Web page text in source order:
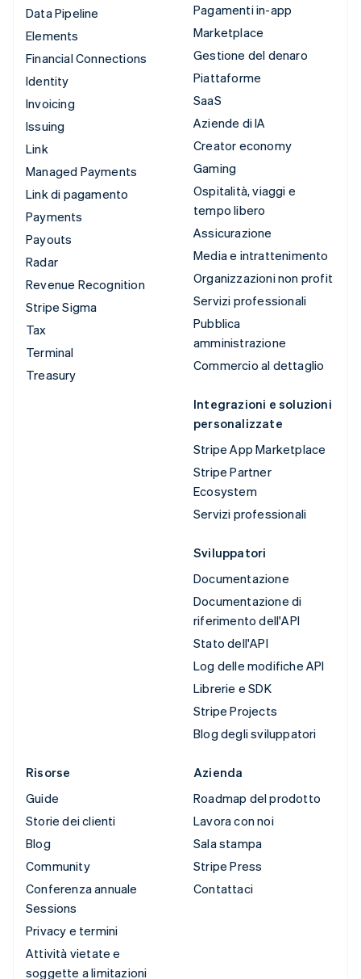
Data Pipeline
Elements
Financial Connections
Identity
Invoicing
Issuing
Link
Managed Payments
Link di pagamento
Payments
Payouts
Radar
Revenue Recognition
Stripe Sigma
Tax
Terminal
Treasury
Pagamenti in-app
Marketplace
Gestione del denaro
Piattaforme
SaaS
Aziende di IA
Creator economy
Gaming
Ospitalità, viaggi e
tempo libero
Assicurazione
Media e intrattenimento
Organizzazioni non profit
Servizi professionali
Pubblica
amministrazione
Commercio al dettaglio
Integrazioni e soluzioni
personalizzate
Stripe App Marketplace
Stripe Partner
Ecosystem
Servizi professionali
Sviluppatori
Documentazione
Documentazione di
riferimento dell'API
Stato dell'API
Log delle modifiche API
Librerie e SDK
Stripe Projects
Blog degli sviluppatori
Risorse
Guide
Storie dei clienti
Blog
Community
Conferenza annuale
Sessions
Privacy e termini
Attività vietate e
soggette a limitazioni
Azienda
Roadmap del prodotto
Lavora con noi
Sala stampa
Stripe Press
Contattaci